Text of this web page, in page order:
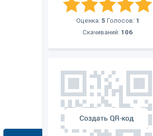
Оценка: 5 Голосов: 1
Скачиваний: 106